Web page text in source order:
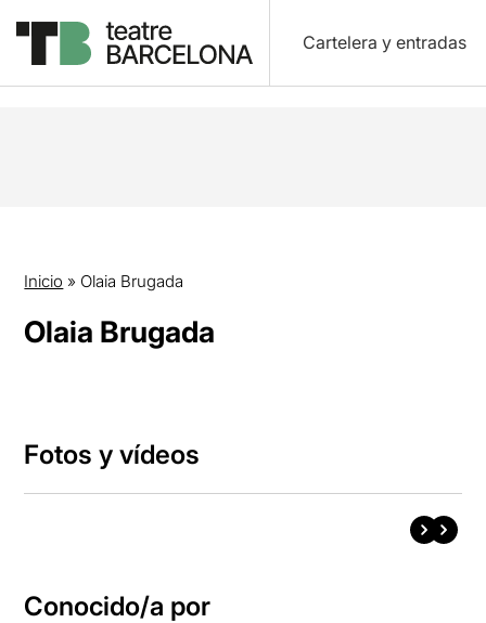
Cartelera y entradas
Inicio » Olaia Brugada
Olaia Brugada
Fotos y vídeos
Conocido/a por